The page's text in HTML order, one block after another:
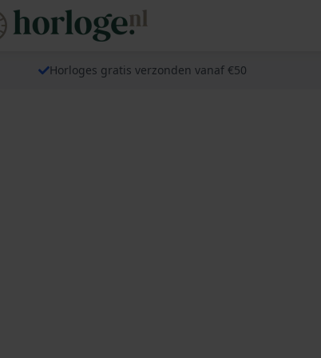
Horloges gratis verzonden vanaf €50